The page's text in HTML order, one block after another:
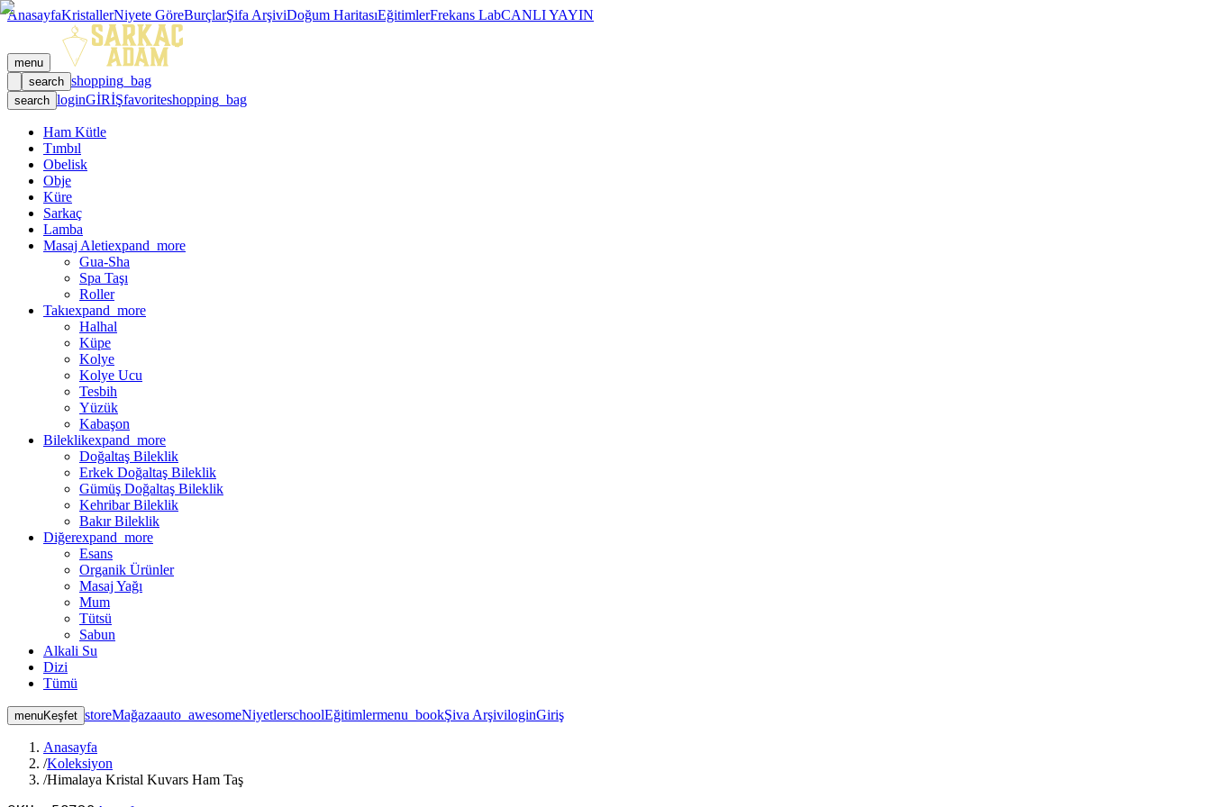
AnasayfaKristallerNiyete GöreBurçlarŞifa ArşiviDoğum HaritasıEğitimlerFrekans LabCANLI YAYIN
menu
search shopping_bag
search loginGİRİŞfavoriteshopping_bag
Ham Kütle
Tımbıl
Obelisk
Obje
Küre
Sarkaç
Lamba
Masaj Aletiexpand_more
Gua-Sha
Spa Taşı
Roller
Takıexpand_more
Halhal
Küpe
Kolye
Kolye Ucu
Tesbih
Yüzük
Kabaşon
Bileklikexpand_more
Doğaltaş Bileklik
Erkek Doğaltaş Bileklik
Gümüş Doğaltaş Bileklik
Kehribar Bileklik
Bakır Bileklik
Diğerexpand_more
Esans
Organik Ürünler
Masaj Yağı
Mum
Tütsü
Sabun
Alkali Su
Dizi
Tümü
menuKeşfet storeMağazaauto_awesomeNiyetlerschoolEğitimlermenu_bookŞiva ArşiviloginGiriş
Anasayfa
/Koleksiyon
/Himalaya Kristal Kuvars Ham Taş